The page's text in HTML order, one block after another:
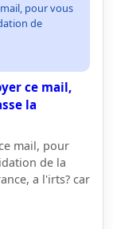
pour vous
de
ce mail,
la
mail, pour
de la
a l'irts? car